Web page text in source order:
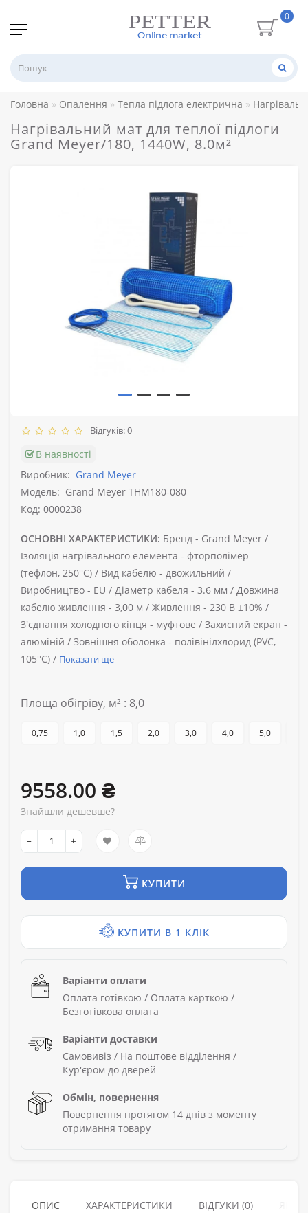
0
Головна Опалення Тепла підлога електрична
Нагрівальний мат для теплої підлоги
Grand Meyer/180, 1440W, 8.0м²
Відгуків: 0
В наявності
Виробник: Grand Meyer
Модель: Grand Meyer THM180-080
Код: 0000238
ОСНОВНІ ХАРАКТЕРИСТИКИ: Бренд - Grand Meyer /
Ізоляція нагрівального елемента - фторполімер
(тефлон, 250°C) / Вид кабелю - двожильний /
Виробництво - EU / Діаметр кабеля - 3.6 мм / Довжина
кабелю живлення - 3,00 м / Живлення - 230 В ±10% /
З'єднання холодного кінця - муфтове / Захисний екран -
алюміній / Зовнішня оболонка - полівінілхлорид (PVC,
105°C) / Показати ще
Площа обігріву, м² : 8,0
0,75 1,0 1,5 2,0 3,0 4,0 5,0
9558.00 ₴
Знайшли дешевше?
КУПИТИ
КУПИТИ В 1 КЛІК
Варіанти оплати
Оплата готівкою / Оплата карткою /
Безготівкова оплата
Варіанти доставки
Самовивіз / На поштове відділення /
Кур'єром до дверей
Обмін, повернення
Повернення протягом 14 днів з моменту
отримання товару
ОПИС ХАРАКТЕРИСТИКИ ВІДГУКИ (0)